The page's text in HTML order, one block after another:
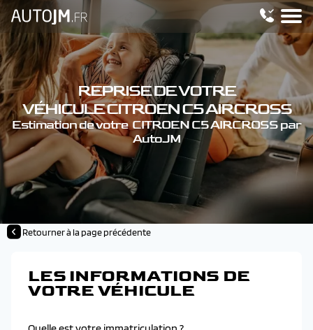
REPRISE DE VOTRE
VÉHICULE CITROEN C5 AIRCROSS
Estimation de votre CITROEN C5 AIRCROSS par
AutoJM
Retourner à la page précédente
LES INFORMATIONS DE
VOTRE VÉHICULE